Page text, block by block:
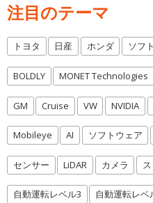
注目のテーマ
トヨタ 日産 ホンダ ソフ
BOLDLY MONET Technologies
GM Cruise VW NVIDIA
Mobileye AI ソフトウェア
センサー LiDAR カメラ
自動運転レベル3 自動運転レベ